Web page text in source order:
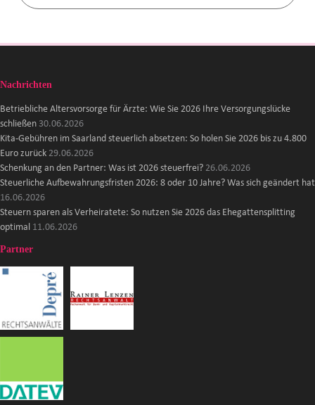
Nachrichten
Betriebliche Altersvorsorge für Ärzte: Wie Sie 2026 Ihre Versorgungslücke
schließen 30.06.2026
Kita-Gebühren im Saarland steuerlich absetzen: So holen Sie 2026 bis zu 4.800
Euro zurück 29.06.2026
Schenkung an den Partner: Was ist 2026 steuerfrei? 26.06.2026
Steuerliche Aufbewahrungsfristen 2026: 8 oder 10 Jahre? Was sich geändert hat
16.06.2026
Steuern sparen als Verheiratete: So nutzen Sie 2026 das Ehegattensplitting
optimal 11.06.2026
Partner